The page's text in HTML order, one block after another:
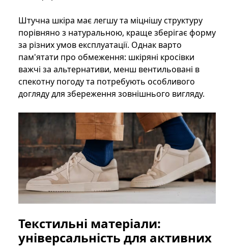
Штучна шкіра має легшу та міцнішу структуру
порівняно з натуральною, краще зберігає форму
за різних умов експлуатації. Однак варто
пам'ятати про обмеження: шкіряні кросівки
важчі за альтернативи, менш вентильовані в
спекотну погоду та потребують особливого
догляду для збереження зовнішнього вигляду.
Текстильні матеріали:
універсальність для активних